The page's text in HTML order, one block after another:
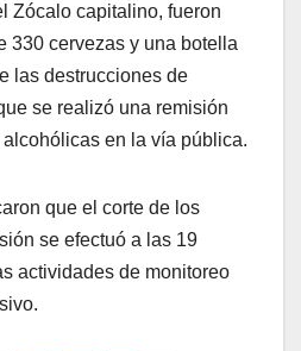
Zócalo capitalino, fueron
330 cervezas y una botella
las destrucciones de
se realizó una remisión
en la vía pública.
que el corte de los
se efectuó a las 19
actividades de monitoreo